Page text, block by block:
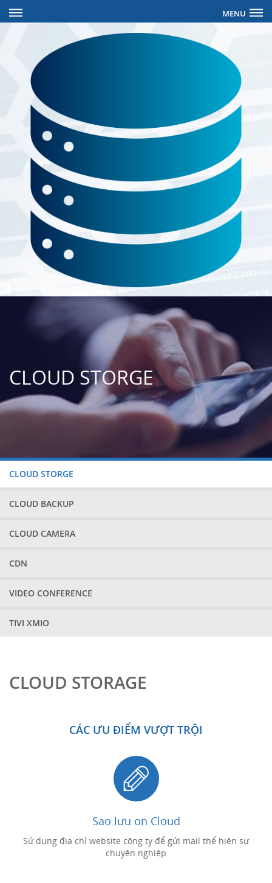
CLOUD STORGE
CLOUD STORGE
CLOUD BACKUP
CLOUD CAMERA
CDN
VIDEO CONFERENCE
TIVI XMIO
CLOUD STORAGE
CÁC ƯU ĐIỂM VƯỢT TRỘI
Sao lưu on Cloud
Sử dụng địa chỉ website công ty để gửi mail thể hiện sự
chuyên nghiệp